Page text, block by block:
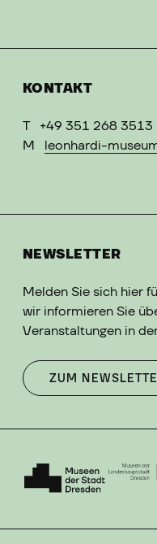
KONTAKT
T
+49 351 268 3513
M
leonhardi-
NEWSLETTER
Melden Sie sich hier
wir informieren Sie
Veranstaltungen in
ZUM